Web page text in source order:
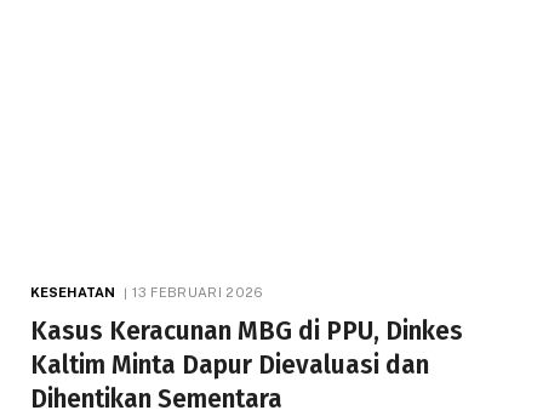
KESEHATAN 13 FEBRUARI 2026
Kasus Keracunan MBG di PPU, Dinkes
Kaltim Minta Dapur Dievaluasi dan
Dihentikan Sementara